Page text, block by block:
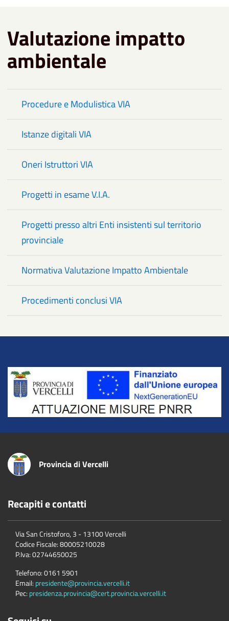
Valutazione impatto
ambientale
Procedure e Modulistica VIA
Istanze digitali VIA
Oneri Istruttori VIA
Progetti in esame V.I.A.
Progetti presso altri Enti insistenti sul territorio
provinciale
Normativa Valutazione Impatto Ambientale
Procedimenti conclusi VIA
Title
Provincia di Vercelli
Recapiti e contatti
Via San Cristoforo, 3 - 13100 Vercelli
Codice Fiscale:80005210028
P.Iva:02744650025
Telefono:0161 5901
Email: presidente@provincia.vercelli.it
Pec: presidenza.provincia@cert.provincia.vercelli.it